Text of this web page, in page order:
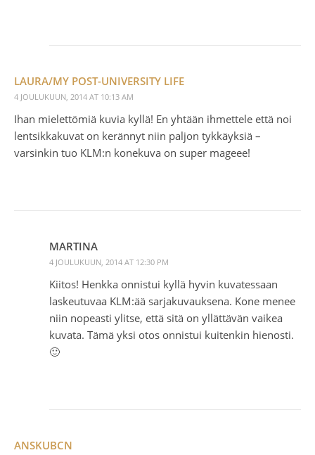
LAURA/MY POST-UNIVERSITY LIFE
4 JOULUKUUN, 2014 AT 10:13 AM
Ihan mielettömiä kuvia kyllä! En yhtään ihmettele että noi
lentsikkakuvat on kerännyt niin paljon tykkäyksiä –
varsinkin tuo KLM:n konekuva on super mageee!
MARTINA
4 JOULUKUUN, 2014 AT 12:30 PM
Kiitos! Henkka onnistui kyllä hyvin kuvatessaan
laskeutuvaa KLM:ää sarjakuvauksena. Kone menee
niin nopeasti ylitse, että sitä on yllättävän vaikea
kuvata. Tämä yksi otos onnistui kuitenkin hienosti.
🙂
ANSKUBCN